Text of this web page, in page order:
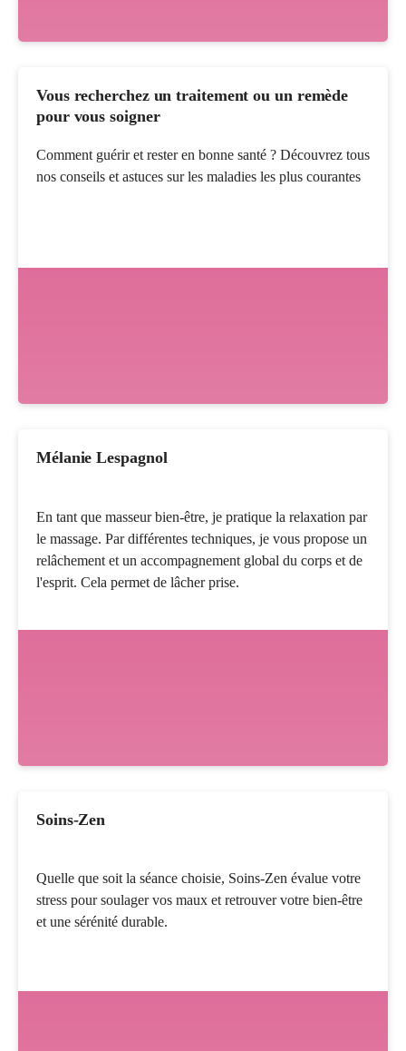
Vous recherchez un traitement ou un remède
pour vous soigner
Comment guérir et rester en bonne santé ? Découvrez tous
nos conseils et astuces sur les maladies les plus courantes
Mélanie Lespagnol
En tant que masseur bien-être, je pratique la relaxation par
le massage. Par différentes techniques, je vous propose un
relâchement et un accompagnement global du corps et de
l'esprit. Cela permet de lâcher prise.
Soins-Zen
Quelle que soit la séance choisie, Soins-Zen évalue votre
stress pour soulager vos maux et retrouver votre bien-être
et une sérénité durable.